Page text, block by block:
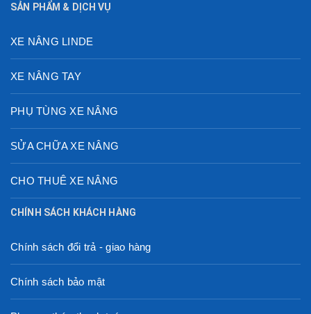
SẢN PHẨM & DỊCH VỤ
XE NÂNG LINDE
XE NÂNG TAY
PHỤ TÙNG XE NÂNG
SỬA CHỮA XE NÂNG
CHO THUÊ XE NÂNG
CHÍNH SÁCH KHÁCH HÀNG
Chính sách đổi trả - giao hàng
Chính sách bảo mật